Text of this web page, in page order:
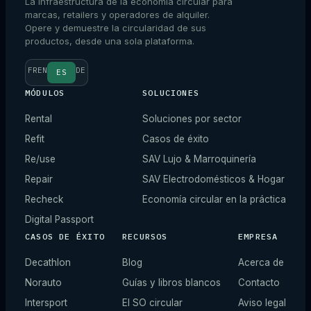
marcas, retailers y operadores de alquiler.
Opere y demuestre la circularidad de sus
productos, desde una sola plataforma.
FREN ES DE
MÓDULOS
Rental
Refit
Re/use
Repair
Recheck
Digital Passport
SOLUCIONES
Soluciones por sector
Casos de éxito
SAV Lujo & Marroquinería
SAV Electrodomésticos & Hogar
Economía circular en la práctica
CASOS DE ÉXITO
Decathlon
Norauto
Intersport
RECURSOS
Blog
Guías y libros blancos
El SO circular
EMPRESA
Acerca de
Contacto
Aviso legal